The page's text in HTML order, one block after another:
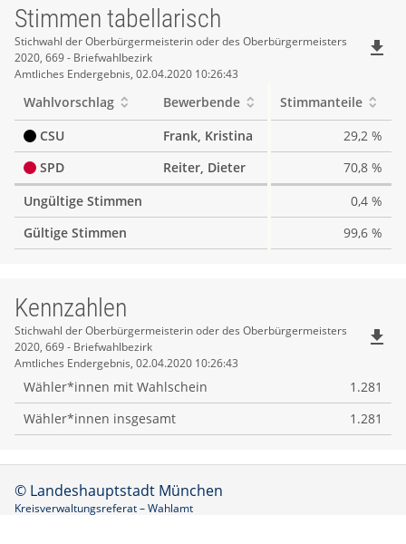
Stimmen tabellarisch
Stimmen
tabellarisch
Stichwahl der Oberbürgermeisterin oder des Oberbürgermeisters
2020, 669 - Briefwahlbezirk
Amtliches Endergebnis, 02.04.2020 10:26:43
file_download
Wahlvorschlag Bewerbende
Stimmanteile
CSU
Frank, Kristina
29,2 %
SPD
Reiter, Dieter
70,8 %
Ungültige Stimmen
0,4 %
Gültige Stimmen
99,6 %
Kennzahlen
Kennzahlen
Stichwahl der Oberbürgermeisterin oder des Oberbürgermeisters
2020, 669 - Briefwahlbezirk
Amtliches Endergebnis, 02.04.2020 10:26:43
file_download
Wähler*innen mit Wahlschein
1.281
Wähler*innen insgesamt
1.281
© Landeshauptstadt München
Kreisverwaltungsreferat – Wahlamt